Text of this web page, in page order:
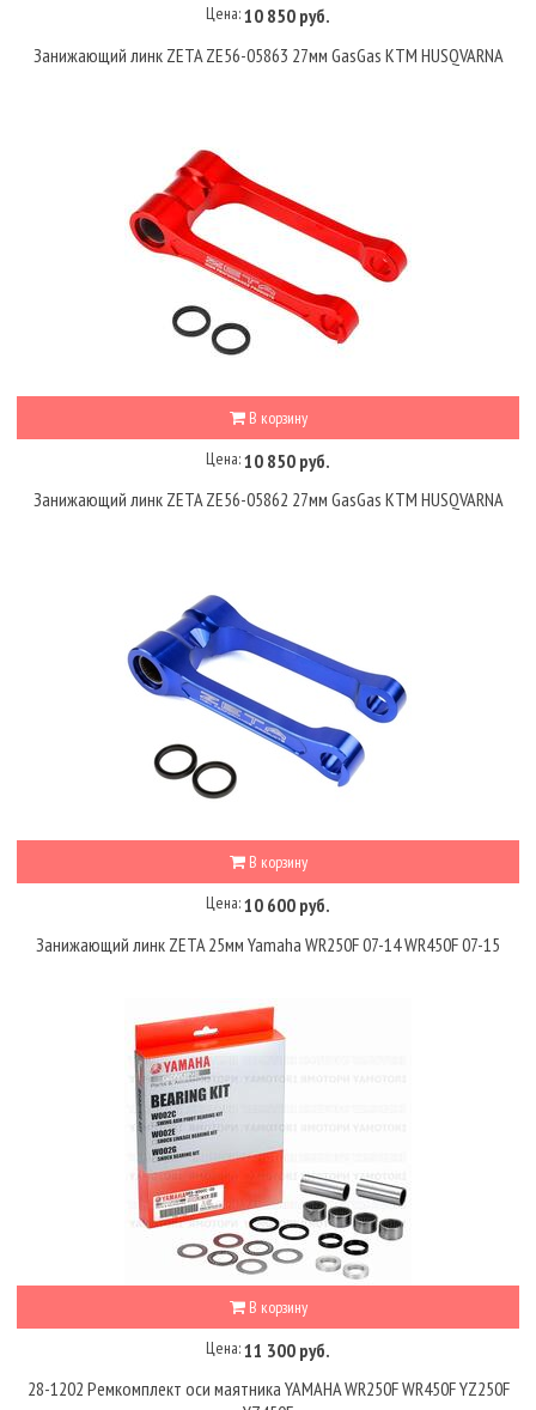
Цена:10 850 руб.
Занижающий линк ZETA ZE56-05863 27мм GasGas KTM HUSQVARNA
В корзину
Цена:10 850 руб.
Занижающий линк ZETA ZE56-05862 27мм GasGas KTM HUSQVARNA
В корзину
Цена:10 600 руб.
Занижающий линк ZETA 25мм Yamaha WR250F 07-14 WR450F 07-15
В корзину
Цена:11 300 руб.
28-1202 Ремкомплект оси маятника YAMAHA WR250F WR450F YZ250F